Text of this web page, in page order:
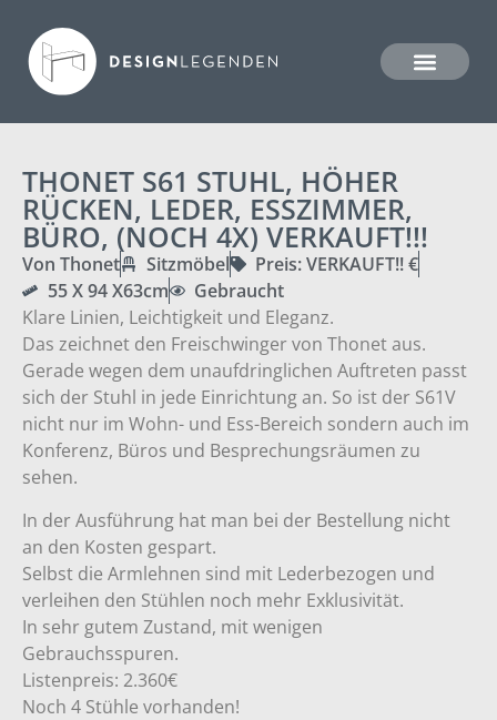
THONET S61 STUHL, HÖHER
RÜCKEN, LEDER, ESSZIMMER,
BÜRO, (NOCH 4X) VERKAUFT!!!
Von Thonet Sitzmöbel
Preis: VERKAUFT!! €
55 X 94 X63cm
Gebraucht
Klare Linien, Leichtigkeit und Eleganz.
Das zeichnet den Freischwinger von Thonet aus.
Gerade wegen dem unaufdringlichen Auftreten passt
sich der Stuhl in jede Einrichtung an. So ist der S61V
nicht nur im Wohn- und Ess-Bereich sondern auch im
Konferenz, Büros und Besprechungsräumen zu
sehen.
In der Ausführung hat man bei der Bestellung nicht
an den Kosten gespart.
Selbst die Armlehnen sind mit Lederbezogen und
verleihen den Stühlen noch mehr Exklusivität.
In sehr gutem Zustand, mit wenigen
Gebrauchsspuren.
Listenpreis: 2.360€
Noch 4 Stühle vorhanden!